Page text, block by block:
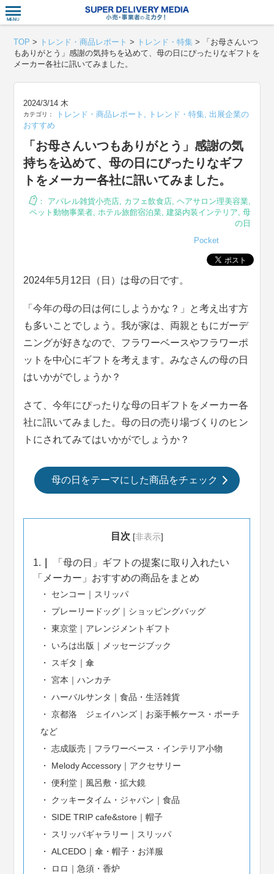
TOP > トレンド・商品レポート > トレンド・特集 >
「お母さんいつ
もありがとう」感謝の気持ちを込めて、母の日にぴったりなギフトを
メーカー各社に訊いてみました。
2024/3/14 木
カテゴリ： トレンド・商品レポート , トレンド・特集, 出展企業の
おすすめ
「お母さんいつもありがとう」感謝の気
持ちを込めて、母の日にぴったりなギフ
トをメーカー各社に訊いてみました。
： アパレル雑貨小売店, カフェ飲食店, ヘアサロン理美容業,
ペット動物事業者, ホテル旅館宿泊業, 建築内装インテリア, 母
の日
Pocket
2024年5月12日（日）は母の日です。
「今年の母の日は何にしようかな？」と考え出す方
も多いことでしょう。我が家は、両親ともにガーデ
ニングが好きなので、フラワーベースやフラワーポ
ットを中心にギフトを考えます。みなさんの母の日
はいかがでしょうか？
さて、今年にぴったりな母の日ギフトをメーカー各
社に訊いてみました。母の日の売り場づくりのヒン
トにされてみてはいかがでしょうか？
母の日をテーマにした商品をチェック
目次 [非表示]
1.
「母の日」ギフトの提案に取り入れたい
「メーカー」おすすめの商品をまとめ
センコー｜スリッパ
プレーリードッグ｜ショッピングバッグ
東京堂｜アレンジメントギフト
いろは出版｜メッセージブック
スギタ｜傘
宮本｜ハンカチ
ハーバルサンタ｜食品・生活雑貨
京都洛 ジェイハンズ｜お薬手帳ケース・ポーチ
など
志成販売｜フラワーベース・インテリア小物
Melody Accessory｜アクセサリー
便利堂｜風呂敷・拡大鏡
クッキータイム・ジャパン｜食品
SIDE TRIP cafe&store｜帽子
スリッパギャラリー｜スリッパ
ALCEDO｜傘・帽子・お洋服
ロロ｜急須・香炉